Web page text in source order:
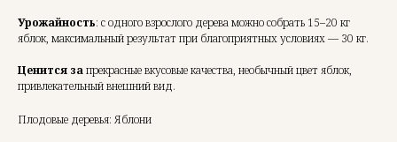
Урожайность: с одного взрослого дерева можно собрать 15–20 кг
яблок, максимальный результат при благоприятных условиях — 30 кг.
Ценится запрекрасные вкусовые качества, необычный цвет яблок,
привлекательный внешний вид.
Плодовые деревья: Яблони